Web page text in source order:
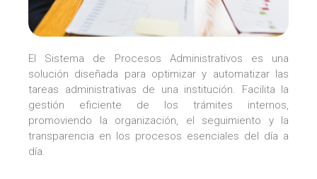
El Sistema de Procesos Administrativos es una
solución diseñada para optimizar y automatizar las
tareas administrativas de una institución. Facilita la
gestión eficiente de los trámites internos,
promoviendo la organización, el seguimiento y la
transparencia en los procesos esenciales del día a
día.